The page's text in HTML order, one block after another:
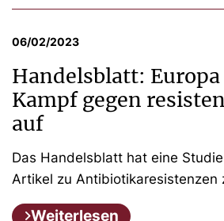
06/02/2023
Handelsblatt:
Kampf gegen
auf
Das Handelsblatt hat eine
Artikel zu Antibiotikaresistenzen
Weiterlesen